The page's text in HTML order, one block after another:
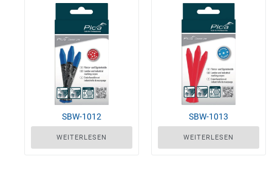
SBW-1012
WEITERLESEN
SBW-1013
WEITERLESEN